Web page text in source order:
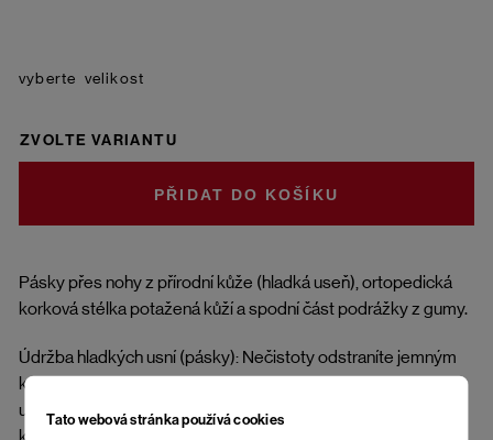
Tato webová stránka používá cookies
Pásky přes nohy z přírodní kůže (hladká useň), ortopedická
korková stélka potažená kůží a spodní část podrážky z gumy.
Údržba hladkých usní (pásky): Nečistoty odstraníte jemným
kartáčkem nebo měkkým hadříkem. Impregnujte přípravky
určenými na přírodní kůži. Suchou a čistou useň ošetřete
velikost
ZVOLTE VARIANTU
DO KOŠÍKU